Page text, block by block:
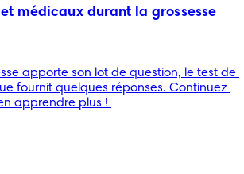
médicaux durant la grossesse
apporte son lot de question, le test de
fournit quelques réponses. Continuez
apprendre plus !